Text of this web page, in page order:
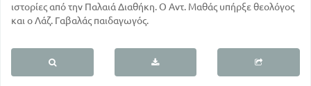
ιστορίες από την Παλαιά Διαθήκη. Ο Αντ. Μαθάς υπήρξε θεολόγος
και ο Λάζ. Γαβαλάς παιδαγωγός.